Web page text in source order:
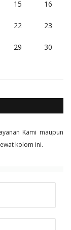
15 16
22 23
29 30
Kami maupun
kolom ini.